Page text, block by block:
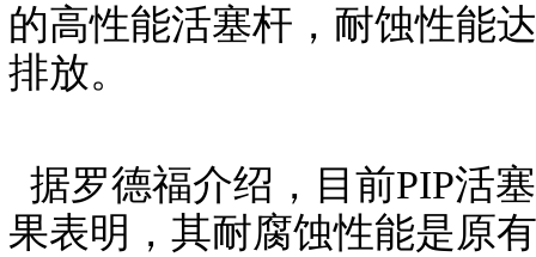
的高性能活塞杆，耐蚀性能
排放。
据罗德福介绍，目前PIP活
果表明，其耐腐蚀性能是原